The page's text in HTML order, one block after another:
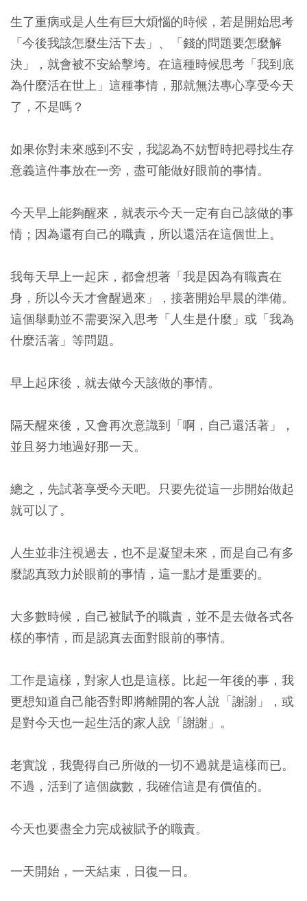
生了重病或是人生有巨大煩惱的時候，若是開始思考
「今後我該怎麼生活下去」、「錢的問題要怎麼解
決」，就會被不安給擊垮。在這種時候思考「我到底
為什麼活在世上」這種事情，那就無法專心享受今天
了，不是嗎？
如果你對未來感到不安，我認為不妨暫時把尋找生存
意義這件事放在一旁，盡可能做好眼前的事情。
今天早上能夠醒來，就表示今天一定有自己該做的事
情；因為還有自己的職責，所以還活在這個世上。
我每天早上一起床，都會想著「我是因為有職責在
身，所以今天才會醒過來」，接著開始早晨的準備。
這個舉動並不需要深入思考「人生是什麼」或「我為
什麼活著」等問題。
早上起床後，就去做今天該做的事情。
隔天醒來後，又會再次意識到「啊，自己還活著」，
並且努力地過好那一天。
總之，先試著享受今天吧。只要先從這一步開始做起
就可以了。
人生並非注視過去，也不是凝望未來，而是自己有多
麼認真致力於眼前的事情，這一點才是重要的。
大多數時候，自己被賦予的職責，並不是去做各式各
樣的事情，而是認真去面對眼前的事情。
工作是這樣，對家人也是這樣。比起一年後的事，我
更想知道自己能否對即將離開的客人說「謝謝」，或
是對今天也一起生活的家人說「謝謝」。
老實說，我覺得自己所做的一切不過就是這樣而已。
不過，活到了這個歲數，我確信這是有價值的。
今天也要盡全力完成被賦予的職責。
一天開始，一天結束，日復一日。